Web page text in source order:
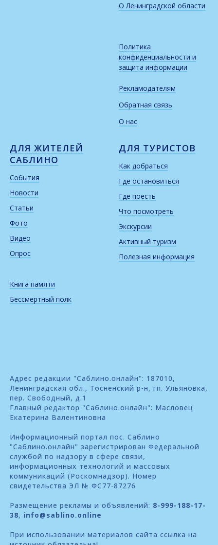
О Ленинградской области
Политика
конфиденциальности и
защита информации
Рекламодателям
Обратная связь
О нас
ДЛЯ ЖИТЕЛЕЙ
САБЛИНО
События
Новости
Статьи
Фото
Видео
Опрос
Книга памяти
Бессмертный полк
ДЛЯ ТУРИСТОВ
Как добраться
Где остановиться
Где поесть
Что посмотреть
Экскурсии
Активный туризм
Полезная информация
Адрес редакции "Саблино.онлайн": 187010,
Ленинградская обл., Тосненский р-н, гп. Ульяновка,
пер. Свободный, д.1
Главный редактор "Саблино.онлайн": Масловец
Екатерина Валентиновна
Информационный портал пос. Саблино
"Саблино.онлайн" зарегистрирован Федеральной
службой по надзору в сфере связи,
информационных технологий и массовых
коммуникаций (Роскомнадзор). Номер
свидетельства ЭЛ № ФС77-87276
Размещение рекламы и объявлений: 8-999-188-17-
38, info@sablino.online
При использовании материалов сайта ссылка на